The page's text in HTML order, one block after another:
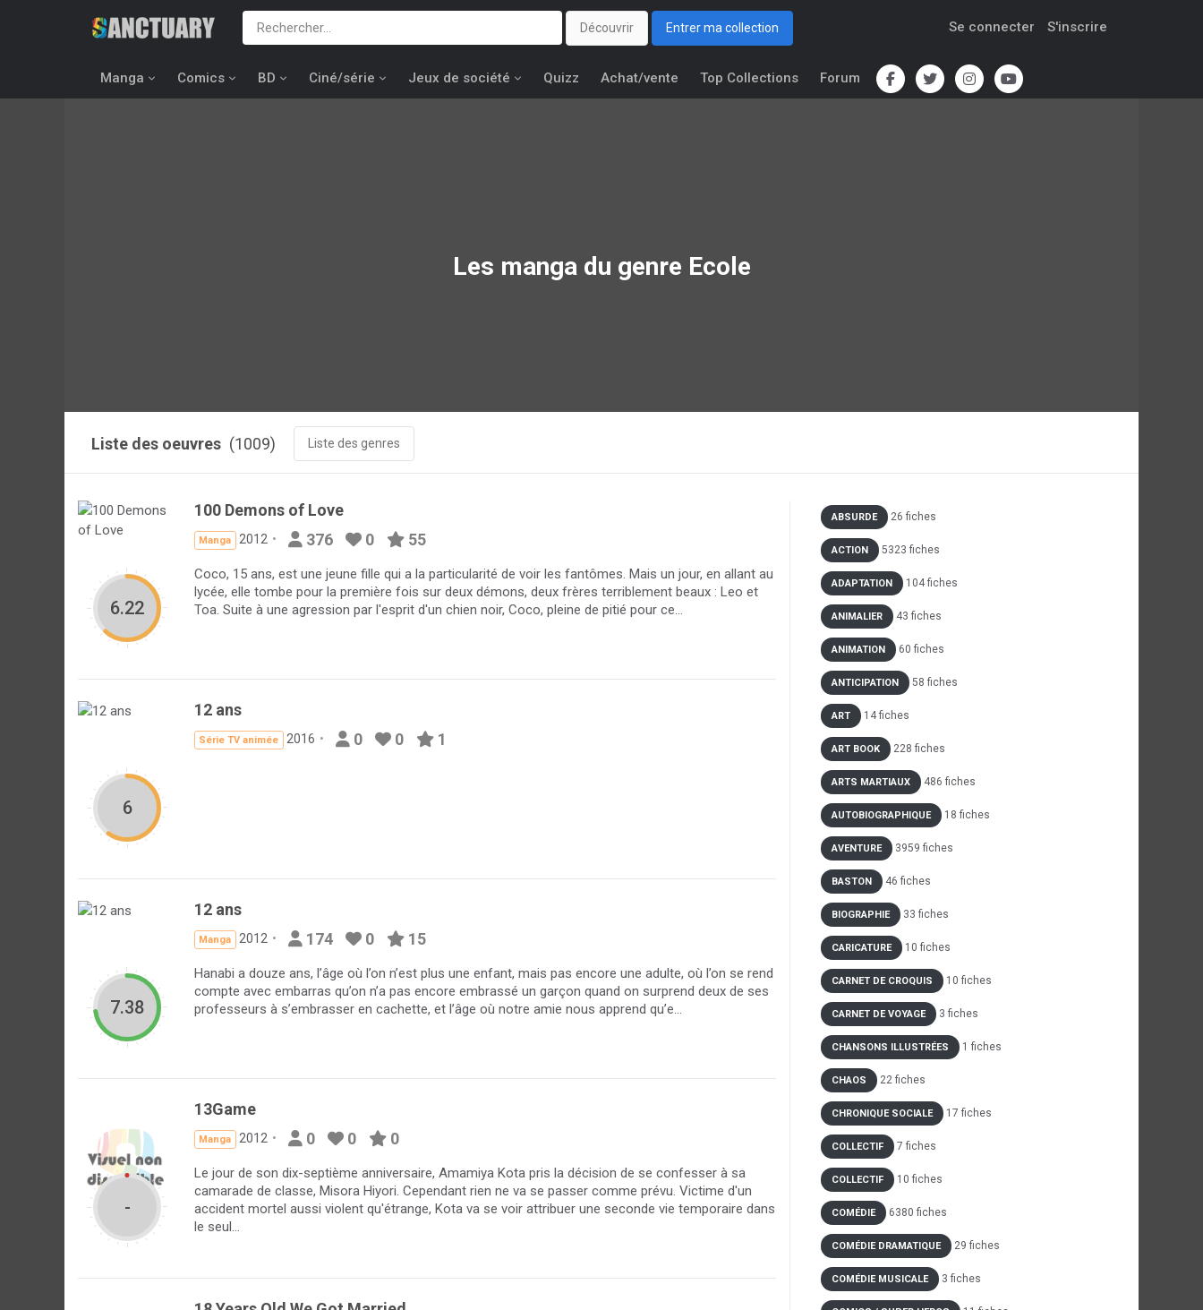
Découvrir Entrer ma collection Se connecter S'inscrire
Manga Comics BD Ciné/série Jeux de société Quizz Achat/vente Top Collections Forum
Les manga du genre Ecole
Liste des oeuvres (1009) Liste des genres
6.22
100 Demons of Love
Manga 2012 376 0 55
Coco, 15 ans, est une jeune fille qui a la particularité de voir les fantômes. Mais un jour, en allant au
lycée, elle tombe pour la première fois sur deux démons, deux frères terriblement beaux : Leo et
Toa. Suite à une agression par l'esprit d'un chien noir, Coco, pleine de pitié pour ce...
6
12 ans
Série TV animée 2016 0 0 1
7.38
12 ans
Manga 2012 174 0 15
Hanabi a douze ans, l’âge où l’on n’est plus une enfant, mais pas encore une adulte, où l’on se rend
compte avec embarras qu’on n’a pas encore embrassé un garçon quand on surprend deux de ses
professeurs à s’embrasser en cachette, et l’âge où notre amie nous apprend qu’e...
-
13Game
Manga 2012 0 0 0
Le jour de son dix-septième anniversaire, Amamiya Kota pris la décision de se confesser à sa
camarade de classe, Misora Hiyori. Cependant rien ne va se passer comme prévu. Victime d'un
accident mortel aussi violent qu'étrange, Kota va se voir attribuer une seconde vie temporaire dans
le seul...
ABSURDE 26 fiches
ACTION 5323 fiches
ADAPTATION 104 fiches
ANIMALIER 43 fiches
ANIMATION 60 fiches
ANTICIPATION 58 fiches
ART 14 fiches
ART BOOK 228 fiches
ARTS MARTIAUX 486 fiches
AUTOBIOGRAPHIQUE 18 fiches
AVENTURE 3959 fiches
BASTON 46 fiches
BIOGRAPHIE 33 fiches
CARICATURE 10 fiches
CARNET DE CROQUIS 10 fiches
CARNET DE VOYAGE 3 fiches
CHANSONS ILLUSTRÉES 1 fiches
CHAOS 22 fiches
CHRONIQUE SOCIALE 17 fiches
COLLECTIF 7 fiches
COLLECTIF 10 fiches
COMÉDIE 6380 fiches
COMÉDIE DRAMATIQUE 29 fiches
COMÉDIE MUSICALE 3 fiches